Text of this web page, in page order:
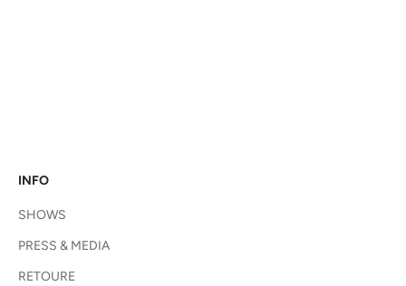
INFO
SHOWS
PRESS & MEDIA
RETOURE